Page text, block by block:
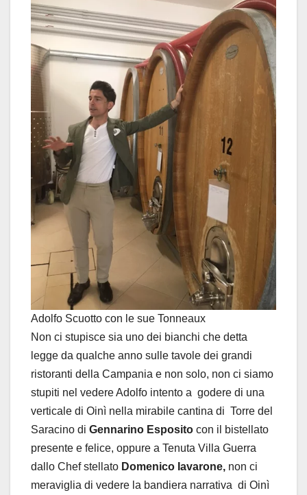
Adolfo Scuotto con le sue Tonneaux
Non ci stupisce sia uno dei bianchi che detta
legge da qualche anno sulle tavole dei grandi
ristoranti della Campania e non solo, non ci siamo
stupiti nel vedere Adolfo intento a godere di una
verticale di Oinì nella mirabile cantina di Torre del
Saracino di Gennarino Esposito con il bistellato
presente e felice, oppure a Tenuta Villa Guerra
dallo Chef stellato Domenico Iavarone, non ci
meraviglia di vedere la bandiera narrativa di Oinì